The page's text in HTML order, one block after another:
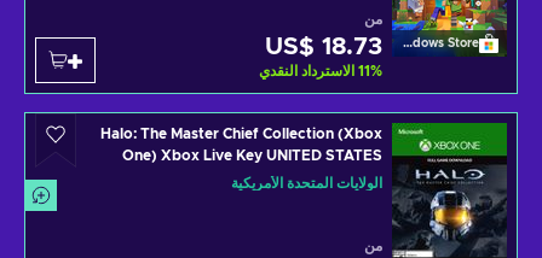
Windows Store
من
US$ 18.73
11% الاسترداد النقدي
Halo: The Master Chief Collection (Xbox
One) Xbox Live Key UNITED STATES
الولايات المتحدة الأمريكية
من